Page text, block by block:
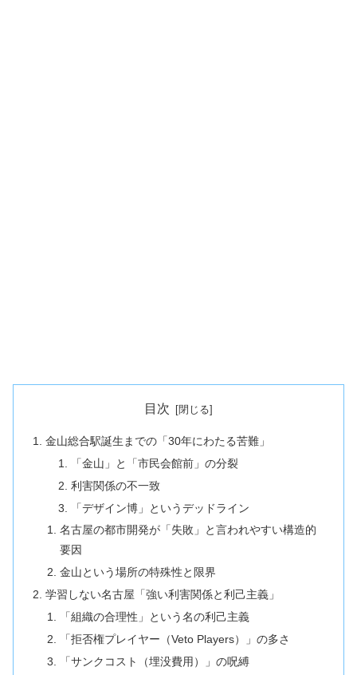
目次
金山総合駅誕生までの「30年にわたる苦難」
「金山」と「市民会館前」の分裂
利害関係の不一致
「デザイン博」というデッドライン
名古屋の都市開発が「失敗」と言われやすい構造的
要因
金山という場所の特殊性と限界
学習しない名古屋「強い利害関係と利己主義」
「組織の合理性」という名の利己主義
「拒否権プレイヤー（Veto Players）」の多さ
「サンクコスト（埋没費用）」の呪縛